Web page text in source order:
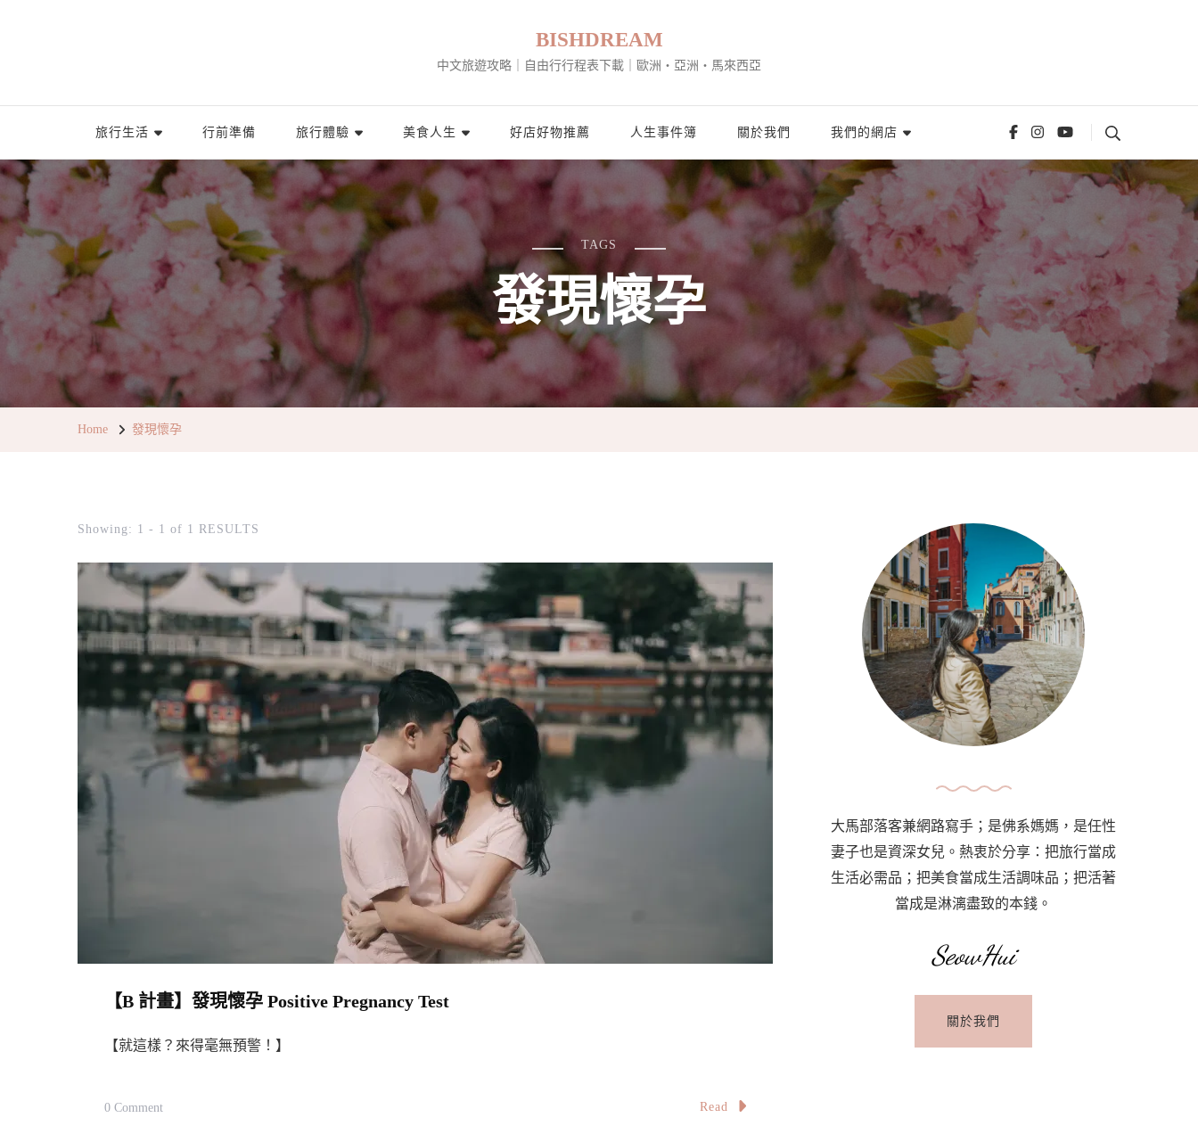
BISHDREAM
中文旅遊攻略｜自由行行程表下載｜歐洲・亞洲・馬來西亞
旅行生活 行前準備 旅行體驗 美食人生 好店好物推薦 人生事件簿 關於我們 我們的網店
TAGS
發現懷孕
Home 發現懷孕
Showing: 1 - 1 of 1 RESULTS
【B 計畫】發現懷孕 Positive Pregnancy Test
【就這樣？來得毫無預警！】
0 CommentOn
Read
大馬部落客兼網路寫手；是佛系媽媽，是任性
妻子也是資深女兒。熱衷於分享：把旅行當成
生活必需品；把美食當成生活調味品；把活著
當成是淋漓盡致的本錢。
SeowHui
關於我們